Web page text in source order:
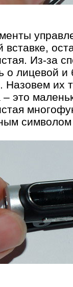
вставке,
Из-за
о лицевой и
Назовем их
– это
символом